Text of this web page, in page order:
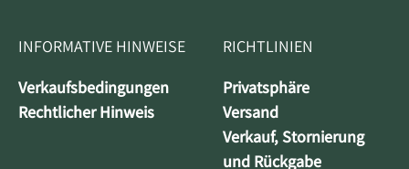
INFORMATIVE HINWEISE
Verkaufsbedingungen
Rechtlicher Hinweis
RICHTLINIEN
Privatsphäre
Versand
Verkauf, Stornierung
und Rückgabe